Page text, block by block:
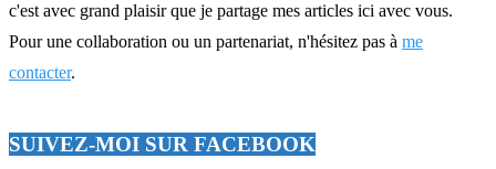
c'est avec grand plaisir que je partage mes articles ici avec vous.
Pour une collaboration ou un partenariat, n'hésitez pas à me
contacter.
SUIVEZ-MOI SUR FACEBOOK